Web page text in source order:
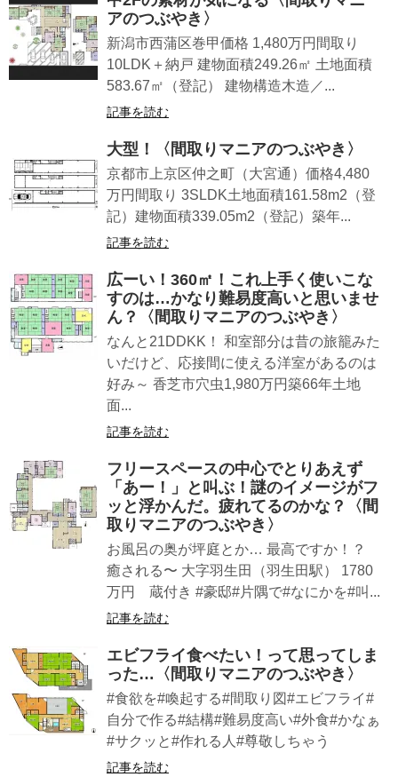
アのつぶやき〉
新潟市西蒲区巻甲価格 1,480万円間取り
10LDK＋納戸 建物面積249.26㎡ 土地面積
583.67㎡（登記） 建物構造木造／...
記事を読む
大型！〈間取りマニアのつぶやき〉
京都市上京区仲之町（大宮通）価格4,480
万円間取り 3SLDK土地面積161.58m2（登
記）建物面積339.05m2（登記）築年...
記事を読む
広ーい！360㎡！これ上手く使いこな
すのは…かなり難易度高いと思いませ
ん？〈間取りマニアのつぶやき〉
なんと21DDKK！ 和室部分は昔の旅籠みた
いだけど、応接間に使える洋室があるのは
好み～ 香芝市穴虫1,980万円築66年土地
面...
記事を読む
フリースペースの中心でとりあえず
「あー！」と叫ぶ！謎のイメージがフ
ッと浮かんだ。疲れてるのかな？〈間
取りマニアのつぶやき〉
お風呂の奥が坪庭とか… 最高ですか︎！？
癒される〜 大字羽生田（羽生田駅） 1780
万円 蔵付き #豪邸#片隅で#なにかを#叫...
記事を読む
エビフライ食べたい！って思ってしま
った…〈間取りマニアのつぶやき〉
#食欲を#喚起する#間取り図#エビフライ#
自分で作る#結構#難易度高い#外食#かなぁ
#サクッと#作れる人#尊敬しちゃう
記事を読む